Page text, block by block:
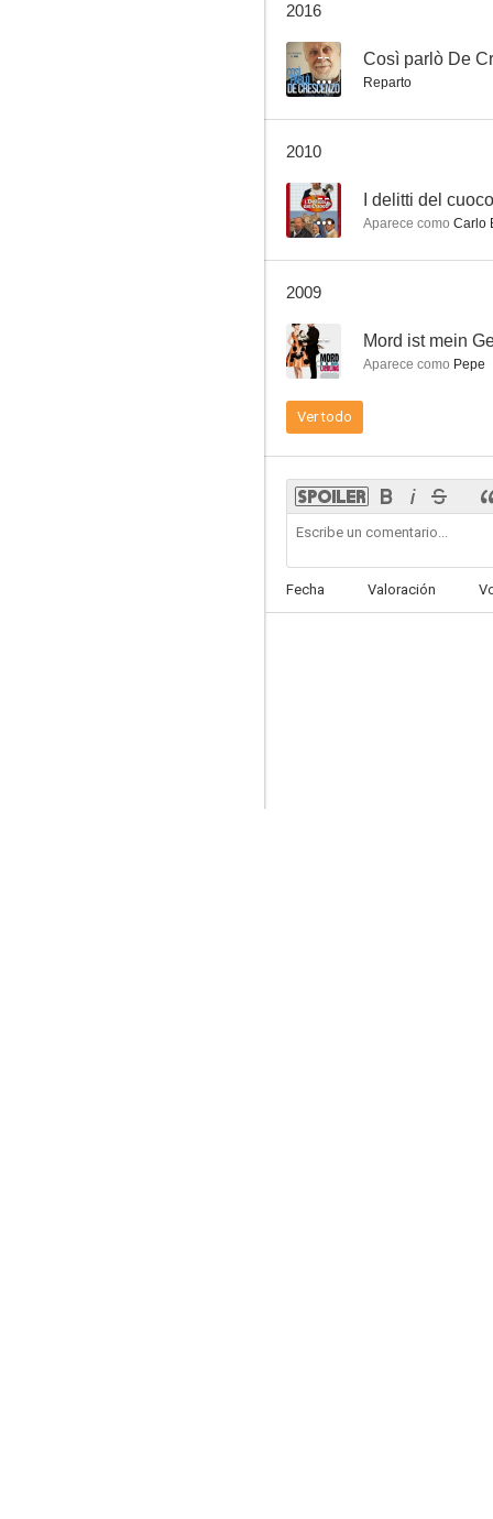
2016
-- Così parlò De
Reparto
2010
-- I delitti del cuoco
Aparece como Carlo
2009
-- Mord ist mein
Aparece como Pepe
Ver todo
Fecha Valoración